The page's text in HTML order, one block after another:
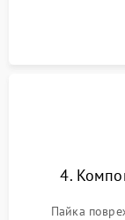
4.
Пайка